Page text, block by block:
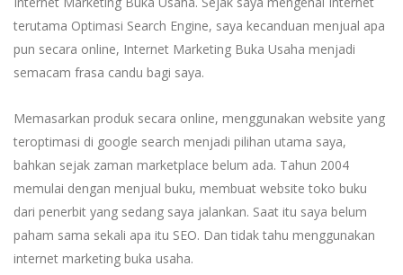
terutama Optimasi Search Engine, saya kecanduan menjual apa
pun secara online, Internet Marketing Buka Usaha menjadi
semacam frasa candu bagi saya.
Memasarkan produk secara online, menggunakan website yang
teroptimasi di google search menjadi pilihan utama saya,
bahkan sejak zaman marketplace belum ada. Tahun 2004
memulai dengan menjual buku, membuat website toko buku
dari penerbit yang sedang saya jalankan. Saat itu saya belum
paham sama sekali apa itu SEO. Dan tidak tahu menggunakan
internet marketing buka usaha.